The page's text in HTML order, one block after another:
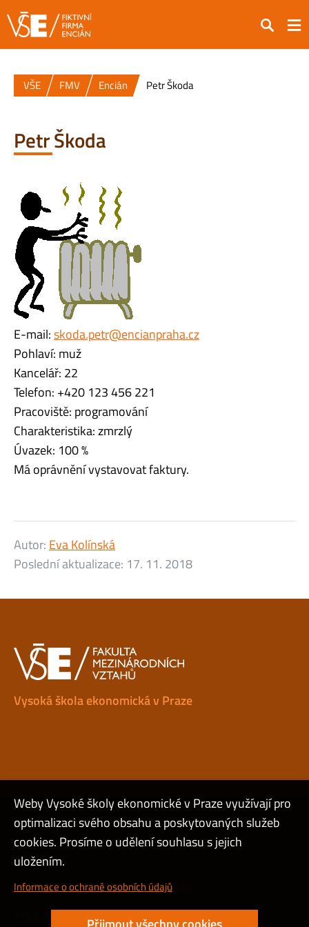
Hledat
VŠE FMV Encián Petr Škoda
Petr Škoda
E-mail:skoda.petr@encianpraha.cz
Pohlaví: muž
Kancelář: 22
Telefon: +420 123 456 221
Pracoviště: programování
Charakteristika: zmrzlý
Úvazek: 100 %
Má oprávnění vystavovat faktury.
Autor: Eva Kolínská
Poslední aktualizace: 17. 11. 2018
Vysoká škola ekonomická v Praze
Webmaster
Admin
Cookies a ochrana osobních údajů
Přístupnost webu
Weby Vysoké školy ekonomické v Praze využívají pro
optimalizaci svého obsahu a poskytovaných služeb
cookies. Prosíme o udělení souhlasu s jejich
uložením.
Informace o ochraně osobních údajů